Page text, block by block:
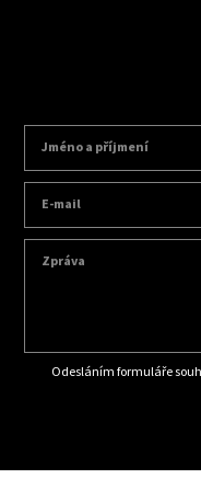
Odesláním formuláře